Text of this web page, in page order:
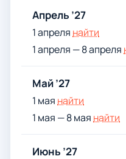
Апрель ’27
1 апреля найти
1 апреля — 8 апреля
Май ’27
1 мая найти
1 мая — 8 мая найти
Июнь ’27